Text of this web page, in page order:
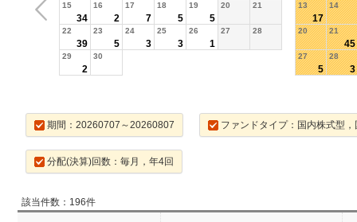
15
34
16
2
17
7
18
5
19
5
20 21
22
39
23
5
24
3
25
3
26
1
27 28
29
2
30
13
17
14
20 21
45
27
5
28
3
期間：20260707～20260807 ファンドタイプ：国内株式型
分配(決算)回数：毎月，年4回
該当件数：196件